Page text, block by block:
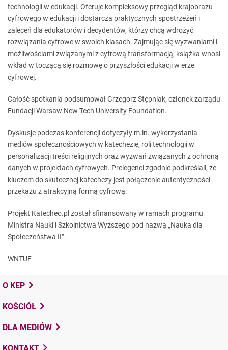
technologii w edukacji. Oferuje kompleksowy przegląd krajobrazu
cyfrowego w edukacji i dostarcza praktycznych spostrzeżeń i
zaleceń dla edukatorów i decydentów, którzy chcą wdrożyć
rozwiązania cyfrowe w swoich klasach. Zajmując się wyzwaniami i
możliwościami związanymi z cyfrową transformacją, książka wnosi
wkład w toczącą się rozmowę o przyszłości edukacji w erze
cyfrowej.
Całość spotkania podsumował Grzegorz Stępniak, członek zarządu
Fundacji Warsaw New Tech University Foundation.
Dyskusje podczas konferencji dotyczyły m.in. wykorzystania
mediów społecznościowych w katechezie, roli technologii w
personalizacji treści religijnych oraz wyzwań związanych z ochroną
danych w projektach cyfrowych. Prelegenci zgodnie podkreślali, że
kluczem do skutecznej katechezy jest połączenie autentyczności
przekazu z atrakcyjną formą cyfrową.
Projekt Katecheo.pl został sfinansowany w ramach programu
Ministra Nauki i Szkolnictwa Wyższego pod nazwą „Nauka dla
Społeczeństwa II”.
WNTUF
O KEP
KOŚCIÓŁ
DLA MEDIÓW